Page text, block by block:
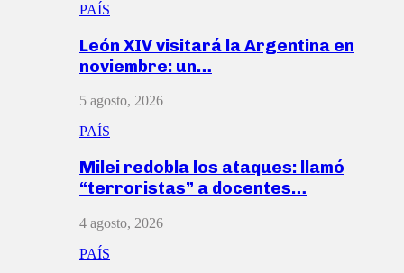
PAÍS
León XIV visitará la Argentina en
noviembre: un…
5 agosto, 2026
PAÍS
Milei redobla los ataques: llamó
“terroristas” a docentes…
4 agosto, 2026
PAÍS